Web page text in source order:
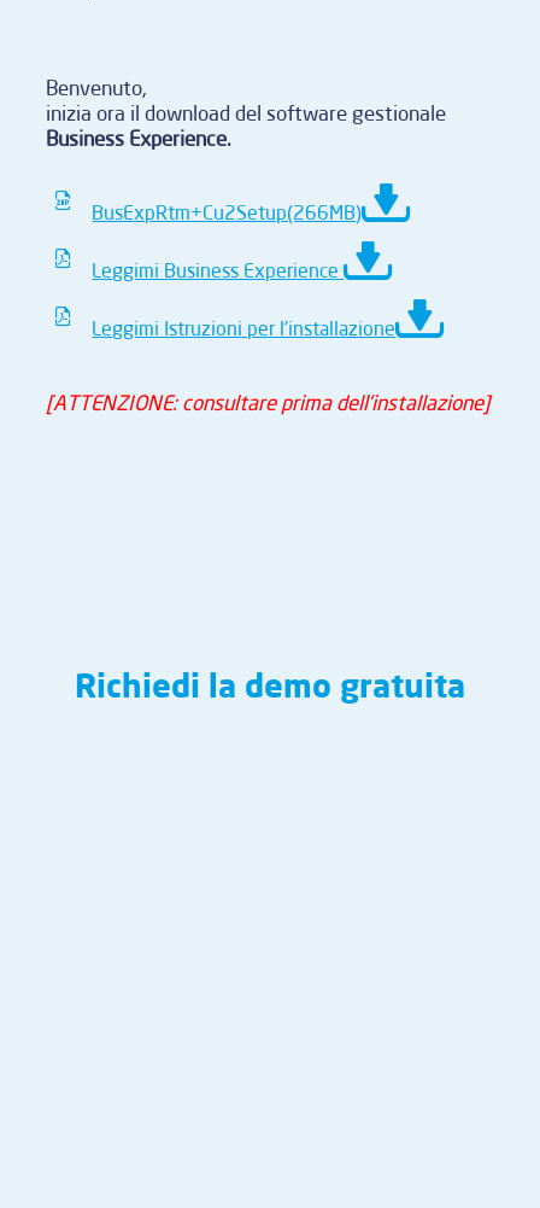
Benvenuto,
inizia ora il download del software gestionale
Business Experience.
BusExpRtm+Cu2Setup(266MB)
Leggimi Business Experience
Leggimi Istruzioni per l’installazione
[ATTENZIONE: consultare prima dell’installazione]
Richiedi la demo gratuita